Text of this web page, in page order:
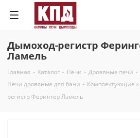
Дымоход-регистр
Ламель
Главная - Каталог - Печи - Дровяные печи -
Печи дровяные для бани - Комплектующие
регистр Ферингер Ламель